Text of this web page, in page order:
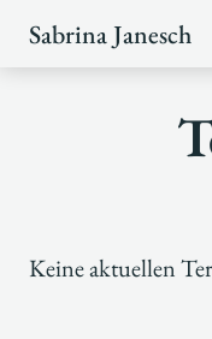
Sabrina Janesch
Keine aktuellen